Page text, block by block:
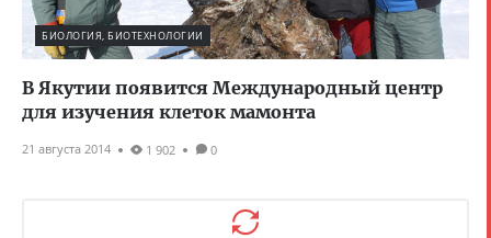
БИОЛОГИЯ, БИОТЕХНОЛОГИИ
В Якутии появится Международный центр
для изучения клеток мамонта
21 августа 2014 1 902 0